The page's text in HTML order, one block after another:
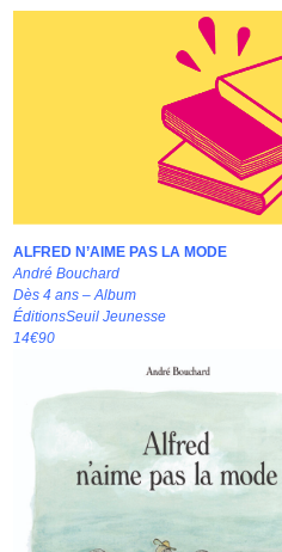
ALFRED N’AIME PAS LA MODE
André Bouchard
Dès 4 ans – Album
ÉditionsSeuil Jeunesse
14€90